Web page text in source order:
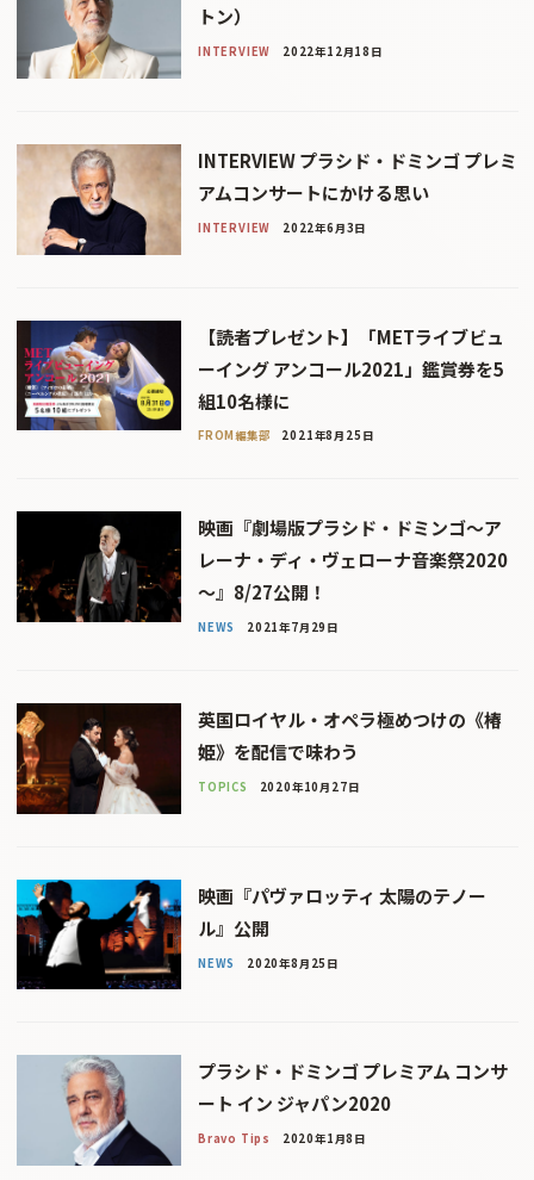
トン）
INTERVIEW 2022年12月18日
INTERVIEW プラシド・ドミンゴ プレミ
アムコンサートにかける思い
INTERVIEW 2022年6月3日
【読者プレゼント】「METライブビュ
ーイング アンコール2021」鑑賞券を5
組10名様に
FROM編集部 2021年8月25日
映画『劇場版プラシド・ドミンゴ～ア
レーナ・ディ・ヴェローナ音楽祭2020
～』8/27公開！
NEWS 2021年7月29日
英国ロイヤル・オペラ極めつけの《椿
姫》を配信で味わう
TOPICS 2020年10月27日
映画『パヴァロッティ 太陽のテノー
ル』公開
NEWS 2020年8月25日
プラシド・ドミンゴ プレミアム コンサ
ート イン ジャパン2020
Bravo Tips 2020年1月8日